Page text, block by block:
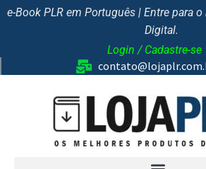
e-Book PLR em Português | Entre para
Digital.
Login / Cadastre-se